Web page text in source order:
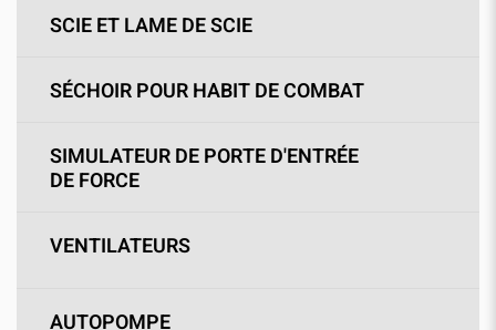
SCIE ET LAME DE SCIE
SÉCHOIR POUR HABIT DE COMBAT
SIMULATEUR DE PORTE D'ENTRÉE
DE FORCE
VENTILATEURS
AUTOPOMPE